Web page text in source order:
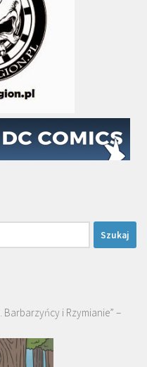
i Rzymianie” –